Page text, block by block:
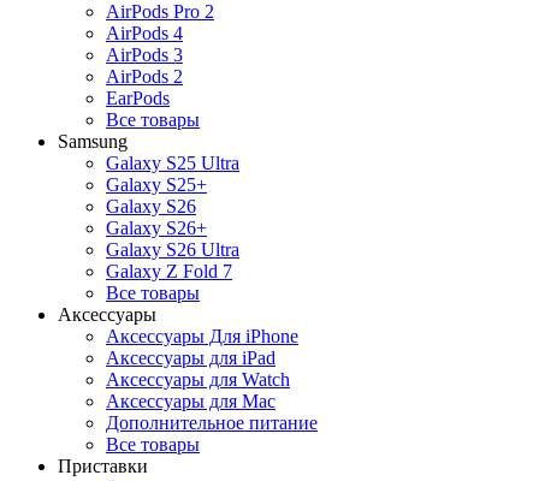
AirPods Pro 2
AirPods 4
AirPods 3
AirPods 2
EarPods
Все товары
Samsung
Galaxy S25 Ultra
Galaxy S25+
Galaxy S26
Galaxy S26+
Galaxy S26 Ultra
Galaxy Z Fold 7
Все товары
Аксессуары
Аксессуары Для iPhone
Аксессуары для iPad
Аксессуары для Watch
Аксессуары для Mac
Дополнительное питание
Все товары
Приставки